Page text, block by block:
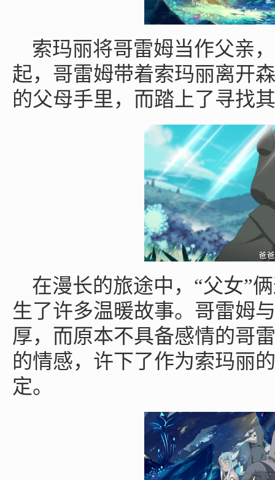
索玛丽将哥雷姆当作父亲
起，哥雷姆带着索玛丽离开
的父母手里，而踏上了寻找
在漫长的旅途中，“父女”
生了许多温暖故事。哥雷姆
厚，而原本不具备感情的哥
的情感，许下了作为索玛丽
定。